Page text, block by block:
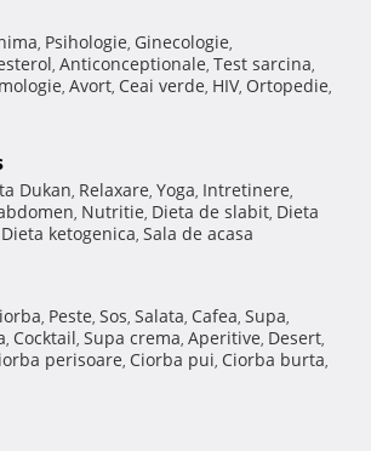
, Psihologie, Ginecologie,
, Anticonceptionale, Test sarcina,
, Avort, Ceai verde, HIV, Ortopedie,
Dukan, Relaxare, Yoga, Intretinere,
, Nutritie, Dieta de slabit, Dieta
Dieta ketogenica, Sala de acasa
, Peste, Sos, Salata, Cafea, Supa,
, Cocktail, Supa crema, Aperitive, Desert,
perisoare, Ciorba pui, Ciorba burta,